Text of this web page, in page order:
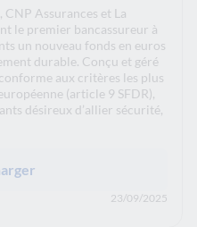
Assurances et La
le premier bancassureur à
un nouveau fonds en euros
durable. Conçu et géré
aux critères les plus
(article 9 SFDR),
désireux d’allier sécurité,
23/09/2025